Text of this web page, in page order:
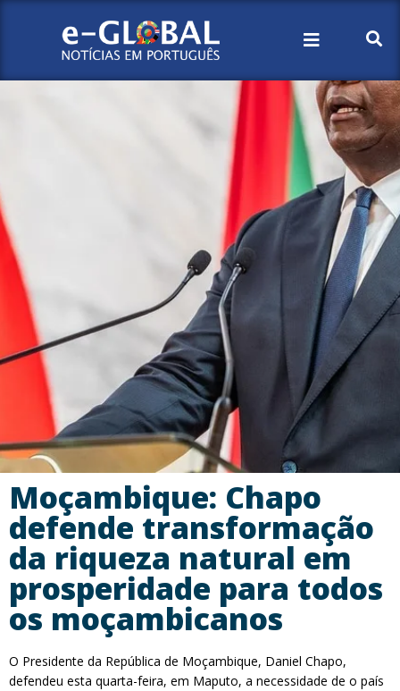
Moçambique: Chapo
defende transformação
da riqueza natural em
prosperidade para todos
os moçambicanos
O Presidente da República de Moçambique, Daniel Chapo,
defendeu esta quarta-feira, em Maputo, a necessidade de o país